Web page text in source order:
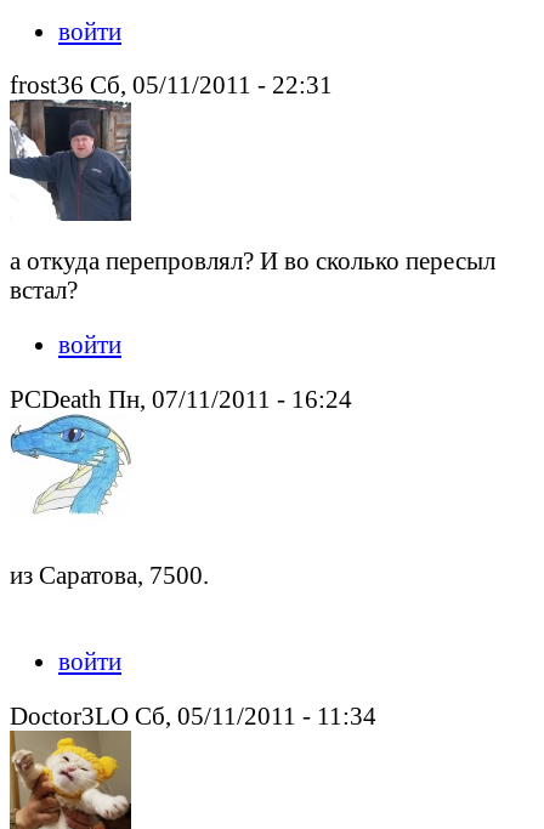
войти
frost36 Сб, 05/11/2011 - 22:31
а откуда перепровлял? И во сколько пересыл
встал?
войти
PCDeath Пн, 07/11/2011 - 16:24
из Саратова, 7500.
войти
Doctor3LO Сб, 05/11/2011 - 11:34